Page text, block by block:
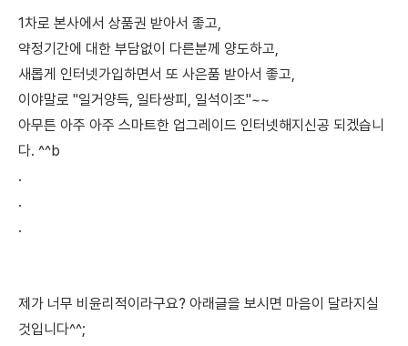
1차로 본사에서 상품권 받아서 좋고,
약정기간에 대한 부담없이 다른분께 양도하고,
새롭게 인터넷가입하면서 또 사은품 받아서 좋고,
이야말로 "일거양득, 일타쌍피, 일석이조"~~
아무튼 아주 아주 스마트한 업그레이드 인터넷해지신공 되겠습니
다. ^^b
.
.
.
제가 너무 비윤리적이라구요? 아래글을 보시면 마음이 달라지실
것입니다^^;